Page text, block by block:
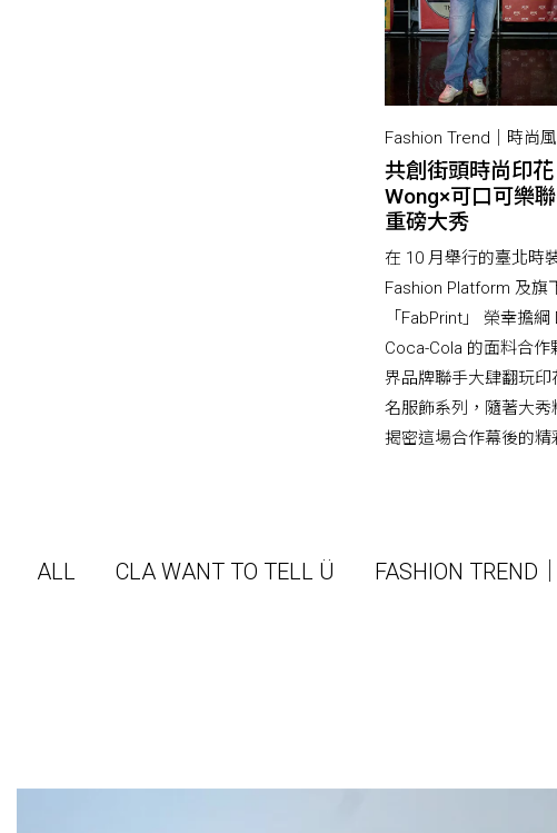
Fashion Trend｜時尚
共創街頭時尚印
Wong×可口可樂
重磅大秀
在 10 月舉行的臺北時
Fashion Platform 及旗
「FabPrint」 榮幸擔
Coca-Cola 的面料合
界品牌聯手大肆翻玩
名服飾系列，隨著大
揭密這場合作幕後的精
ALL CLA WANT TO TELL Ü FASHION TREND